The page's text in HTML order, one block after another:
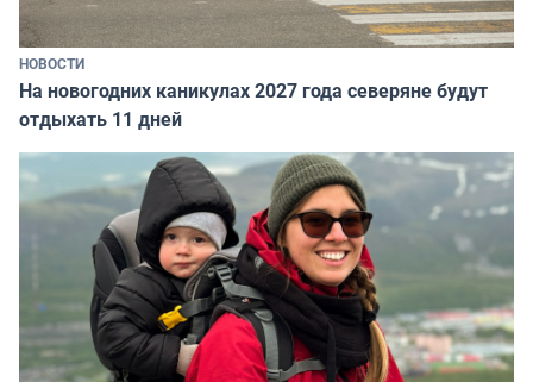
НОВОСТИ
На новогодних каникулах 2027 года северяне будут
отдыхать 11 дней